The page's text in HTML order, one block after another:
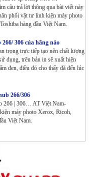
in Đảo mặt ,
in , scan ,
| 2555 | 3054 |
| 6054 | 4055 | 5055 |
| IM 4000 | IM
| M611dn |
M634 | MFP M635 |
chip_HALLOYA
câu trả lời thông qua bài viết này
phối vật tư linh kiện máy photo
hàng đầu Việt Nam.
306 của hãng nào
trọng trực tiếp tạo nên chất lượng
dụng, trên bản in sẽ xuất hiện
đen, điều đó cho thấy đã đến lúc
266/306
266 | 306… AT Việt Nam-
máy photo Xerox, Ricoh,
Việt Nam.